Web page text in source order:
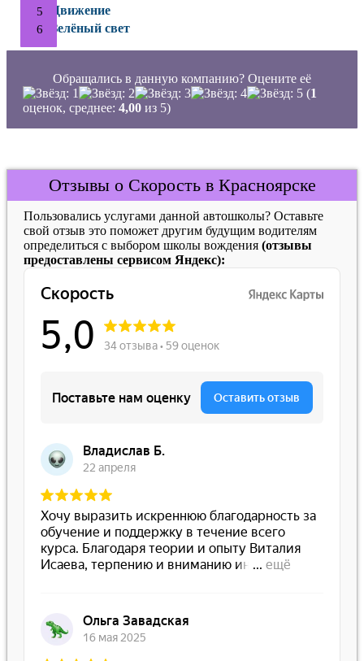
Движение
Зелёный свет
Обращались в данную компанию? Оцените её
(1
оценок, среднее: 4,00 из 5)
Отзывы о Скорость в Красноярске
Пользовались услугами данной автошколы? Оставьте
свой отзыв это поможет другим будущим водителям
определиться с выбором школы вождения (отзывы
предоставлены сервисом Яндекс):